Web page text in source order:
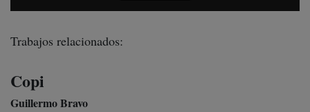
Trabajos relacionados:
Copi
Guillermo Bravo